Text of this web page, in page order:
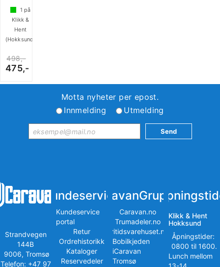
1 på
Klikk &
Hent
(Hokksund)
498,-
475,-
Motta nyheter per epost.
Innmelding
Utmelding
Strandvegen
144B
9006, Tromsø
Telefon: +47 97
Kundeservice
Kundeservice
portal
Retur
Ordrehistorikk
Kataloger
Reservedeler
iCaravanGruppen
Caravan.no
Trumadeler.no
Fritidsvarehuset.no
Bobilkjeden
iCaravan
Tromsø
Klikk & Hent
Hokksund
Åpningstider:
0800 til 1600.
Lunch mellom